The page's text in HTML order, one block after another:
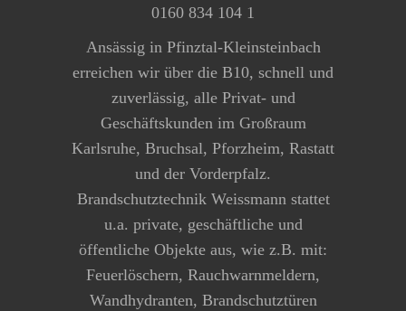
0160 834 104 1
Ansässig in Pfinztal-Kleinsteinbach
erreichen wir über die B10, schnell und
zuverlässig, alle Privat- und
Geschäftskunden im Großraum
Karlsruhe, Bruchsal, Pforzheim, Rastatt
und der Vorderpfalz.
Brandschutztechnik Weissmann stattet
u.a. private, geschäftliche und
öffentliche Objekte aus, wie z.B. mit:
Feuerlöschern, Rauchwarnmeldern,
Wandhydranten, Brandschutztüren